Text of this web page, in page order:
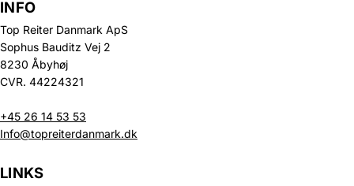
INFO
Top Reiter Danmark ApS
Sophus Bauditz Vej 2
8230 Åbyhøj
CVR. 44224321
+45 26 14 53 53
Info@topreiterdanmark.dk
LINKS